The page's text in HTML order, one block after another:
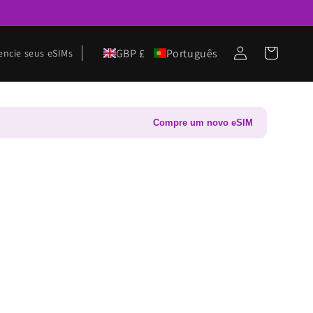
seus eSIMs GBP £ Português
Conecte-
Carrinho
Compre um novo eSIM